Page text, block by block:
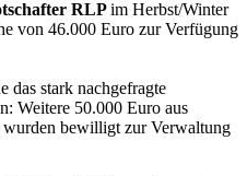
RLPim Herbst/Winter
von 46.000 Euro zur Verfügung
das stark nachgefragte
Weitere 50.000 Euro aus
wurden bewilligt zur Verwaltung